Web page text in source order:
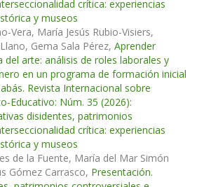
crítica: experiencias
y museos
Vera, María Jesús Rubio-Visiers,
Gema Sala Pérez, Aprender
arte: análisis de roles laborales y
en un programa de formación inicial
Revista Internacional sobre
Educativo: Núm. 35 (2026):
disidentes, patrimonios
crítica: experiencias
y museos
de la Fuente, María del Mar Simón
Gómez Carrasco, Presentación.